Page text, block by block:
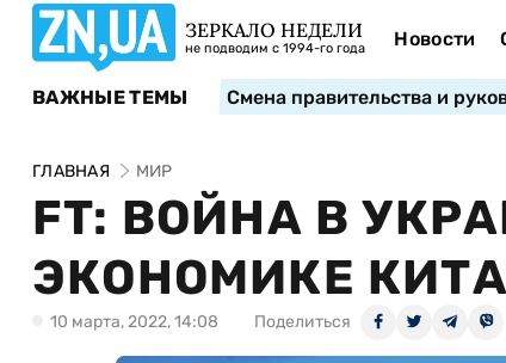
ЗЕРКАЛО НЕДЕЛИ
не подводим с 1994-го года Новости
ВАЖНЫЕ ТЕМЫ Смена правительства и
ГЛАВНАЯ МИР
FT: ВОЙНА В
ЭКОНОМИКЕ
10 марта, 2022, 14:08 Поделиться